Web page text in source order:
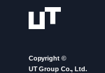
Copyright ©
UT Group Co., Ltd.